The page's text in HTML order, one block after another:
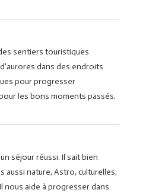
sentiers touristiques
dans des endroits
pour progresser
les bons moments passés.
séjour réussi. Il sait bien
aussi nature, Astro, culturelles,
nous aide à progresser dans